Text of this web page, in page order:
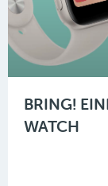
BRING!
WATCH